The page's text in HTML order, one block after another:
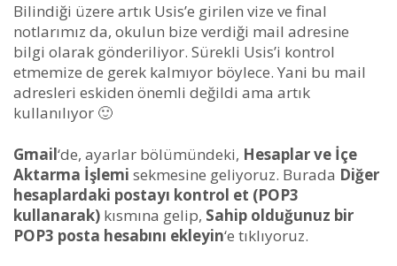
Bilindiği üzere artık Usis’e girilen vize ve final
notlarımız da, okulun bize verdiği mail adresine
bilgi olarak gönderiliyor. Sürekli Usis’i kontrol
etmemize de gerek kalmıyor böylece. Yani bu mail
adresleri eskiden önemli değildi ama artık
kullanılıyor 🙂
Gmail‘de, ayarlar bölümündeki, Hesaplar ve İçe
Aktarma İşlemi sekmesine geliyoruz. Burada Diğer
hesaplardaki postayı kontrol et (POP3
kullanarak) kısmına gelip, Sahip olduğunuz bir
POP3 posta hesabını ekleyin‘e tıklıyoruz.